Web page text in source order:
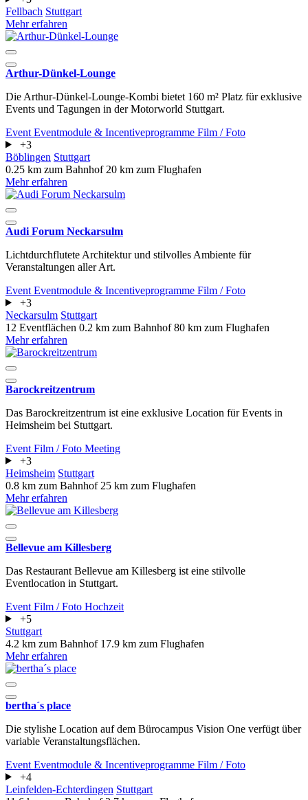
Fellbach Stuttgart
Mehr erfahren
Arthur-Dünkel-Lounge
Die Arthur-Dünkel-Lounge-Kombi bietet 160 m² Platz für exklusive
Events und Tagungen in der Motorworld Stuttgart.
Event Eventmodule & Incentiveprogramme Film / Foto
+3
Böblingen Stuttgart
0.25 km zum Bahnhof 20 km zum Flughafen
Mehr erfahren
Audi Forum Neckarsulm
Lichtdurchflutete Architektur und stilvolles Ambiente für
Veranstaltungen aller Art.
Event Eventmodule & Incentiveprogramme Film / Foto
+3
Neckarsulm Stuttgart
12 Eventflächen 0.2 km zum Bahnhof80 km zum Flughafen
Mehr erfahren
Barockreitzentrum
Das Barockreitzentrum ist eine exklusive Location für Events in
Heimsheim bei Stuttgart.
Event Film / Foto Meeting
+3
Heimsheim Stuttgart
0.8 km zum Bahnhof 25 km zum Flughafen
Mehr erfahren
Bellevue am Killesberg
Das Restaurant Bellevue am Killesberg ist eine stilvolle
Eventlocation in Stuttgart.
Event Film / Foto Hochzeit
+5
Stuttgart
4.2 km zum Bahnhof 17.9 km zum Flughafen
Mehr erfahren
bertha´s place
Die stylishe Location auf dem Bürocampus Vision One verfügt über
variable Veranstaltungsflächen.
Event Eventmodule & Incentiveprogramme Film / Foto
+4
Leinfelden-Echterdingen Stuttgart